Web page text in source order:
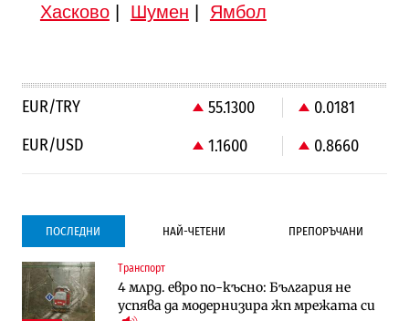
Хасково| Шумен Ямбол
EUR/TRY 55.1300
0.0181
EUR/USD
1.1600 0.8660
ПОСЛЕДНИ НАЙ-ЧЕТЕНИ ПРЕПОРЪЧАНИ
Транспорт
4 млрд. евро по-късно: България не
успява да модернизира жп мрежата си
Градоустройство
Столична община избра изпълнител за
преместването на трамвайното
Компании
Vivacom предлага над 150 устройства с
90% отстъпка през август